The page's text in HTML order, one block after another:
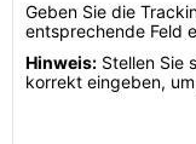
Geben Sie die
entsprechende Feld
Hinweis: Stellen Sie
korrekt eingeben,